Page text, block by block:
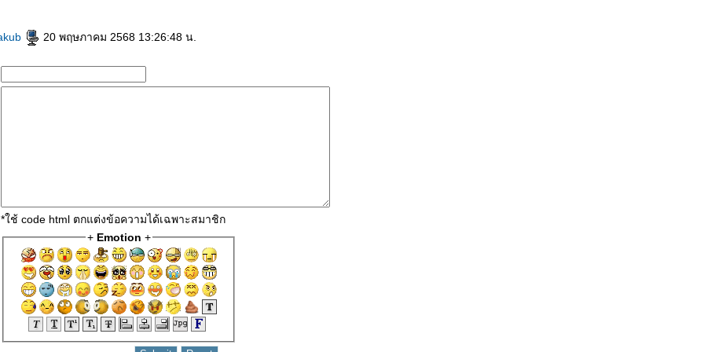
20 พฤษภาคม 2568 13:26:48 น.
*ใช้ code html ตกแต่งข้อความได้เฉพาะสมาชิก
+ Emotion +